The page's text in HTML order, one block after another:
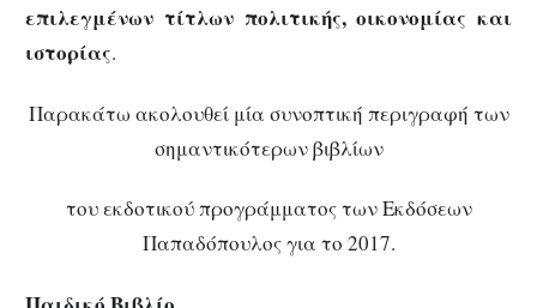
επιλεγμένων τίτλων πολιτικής, οικονομίας και
ιστορίας.
Παρακάτω ακολουθεί μία συνοπτική περιγραφή των
σημαντικότερων βιβλίων
του εκδοτικού προγράμματος των Εκδόσεων
Παπαδόπουλος για το 2017.